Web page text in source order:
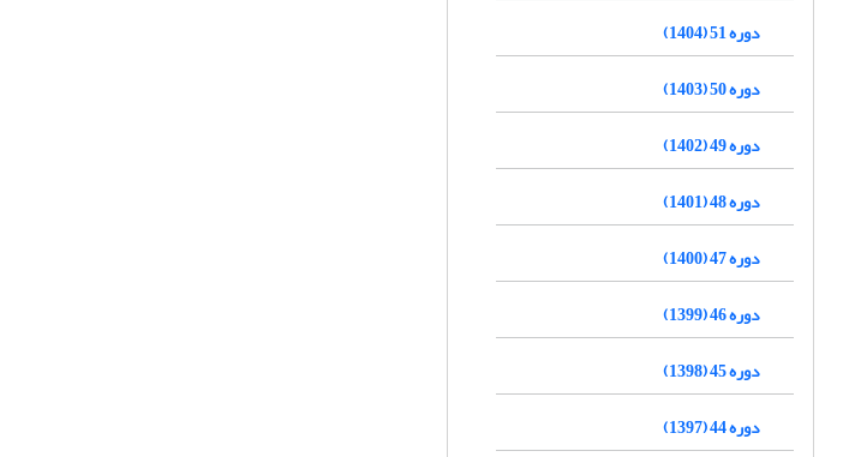
دوره 51 (1404)
دوره 50 (1403)
دوره 49 (1402)
دوره 48 (1401)
دوره 47 (1400)
دوره 46 (1399)
دوره 45 (1398)
دوره 44 (1397)